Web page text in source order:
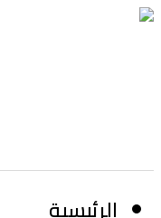
الرئيسية